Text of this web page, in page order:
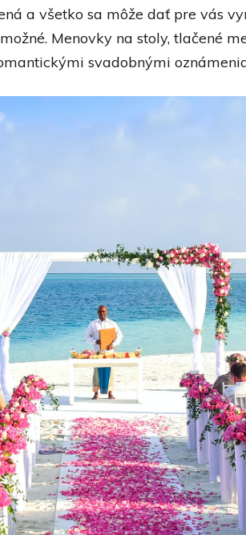
a všetko sa môže dať pre vás
Menovky na stoly, tlačené
svadobnými